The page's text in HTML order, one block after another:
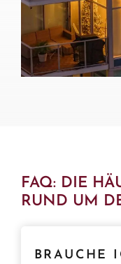
FAQ: DIE
RUND UM
BRAUCHE